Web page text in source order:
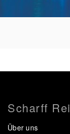
Scharff
Über uns